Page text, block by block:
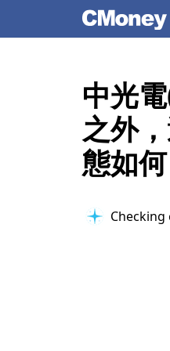
中光
之外
態如
Checking